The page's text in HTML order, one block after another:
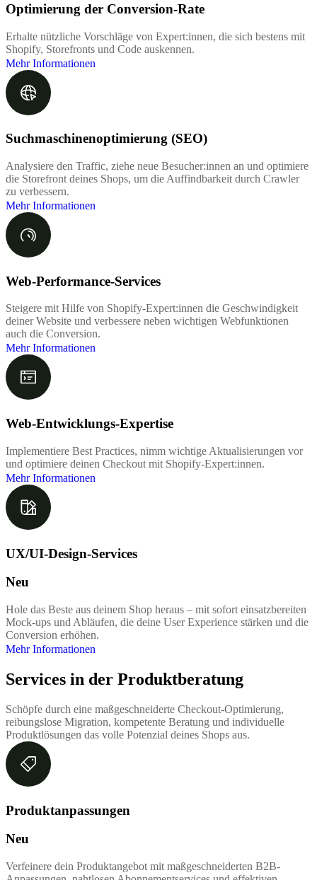
Optimierung der Conversion-Rate
Erhalte nützliche Vorschläge von Expert:innen, die sich bestens mit
Shopify, Storefronts und Code auskennen.
Mehr Informationen
Suchmaschinenoptimierung (SEO)
Analysiere den Traffic, ziehe neue Besucher:innen an und optimiere
die Storefront deines Shops, um die Auffindbarkeit durch Crawler
zu verbessern.
Mehr Informationen
Web-Performance-Services
Steigere mit Hilfe von Shopify-Expert:innen die Geschwindigkeit
deiner Website und verbessere neben wichtigen Webfunktionen
auch die Conversion.
Mehr Informationen
Web-Entwicklungs-Expertise
Implementiere Best Practices, nimm wichtige Aktualisierungen vor
und optimiere deinen Checkout mit Shopify-Expert:innen.
Mehr Informationen
UX/UI-Design-Services
Neu
Hole das Beste aus deinem Shop heraus – mit sofort einsatzbereiten
Mock-ups und Abläufen, die deine User Experience stärken und die
Conversion erhöhen.
Mehr Informationen
Services in der Produktberatung
Schöpfe durch eine maßgeschneiderte Checkout-Optimierung,
reibungslose Migration, kompetente Beratung und individuelle
Produktlösungen das volle Potenzial deines Shops aus.
Produktanpassungen
Neu
Verfeinere dein Produktangebot mit maßgeschneiderten B2B-